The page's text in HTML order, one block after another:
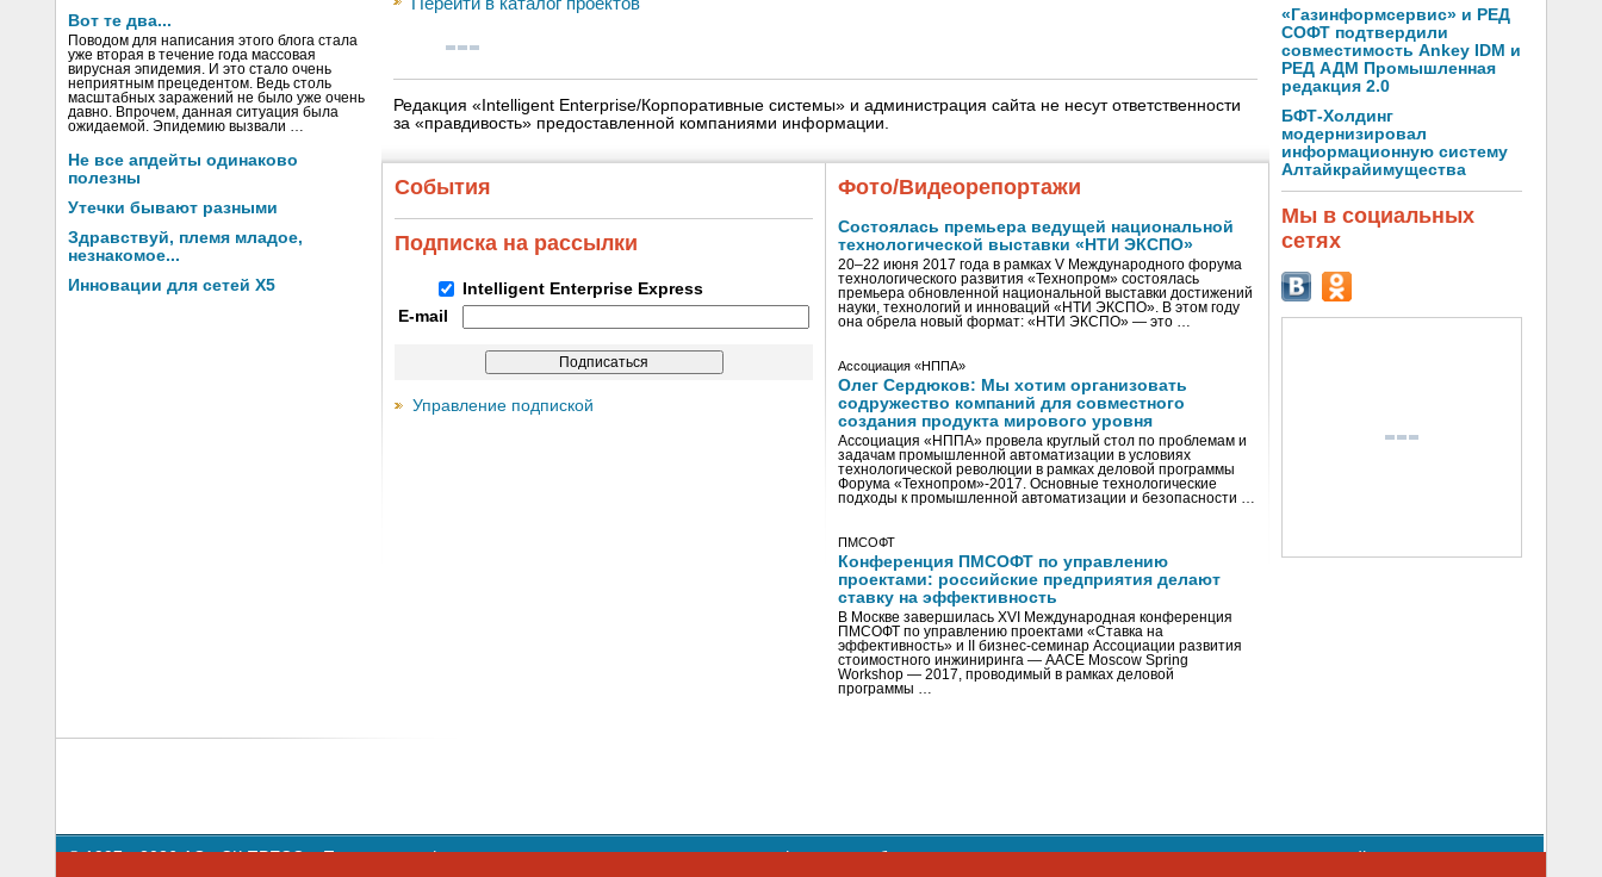
Вот те два...
Поводом для написания этого блога стала
уже вторая в течение года массовая
вирусная эпидемия. И это стало очень
неприятным прецедентом. Ведь столь
масштабных заражений не было уже очень
давно. Впрочем, данная ситуация была
ожидаемой. Эпидемию вызвали …
Не все апдейты одинаково
полезны
Утечки бывают разными
Здравствуй, племя младое,
незнакомое...
Инновации для сетей X5
Редакция «Intelligent Enterprise/Корпоративные системы» и администрация сайта не несут ответственности
за «правдивость» предоставленной компаниями информации.
События
Подписка на рассылки
Intelligent Enterprise Express
E-mail
Управление подпиской
Фото/Видеорепортажи
Состоялась премьера ведущей национальной
технологической выставки «НТИ ЭКСПО»
20–22 июня 2017 года в рамках V Международного форума
технологического развития «Технопром» состоялась
премьера обновленной национальной выставки достижений
науки, технологий и инноваций «НТИ ЭКСПО». В этом году
она обрела новый формат: «НТИ ЭКСПО» — это …
Ассоциация «НППА»
Олег Сердюков: Мы хотим организовать
содружество компаний для совместного
создания продукта мирового уровня
Ассоциация «НППА» провела круглый стол по проблемам и
задачам промышленной автоматизации в условиях
технологической революции в рамках деловой программы
Форума «Технопром»-2017. Основные технологические
подходы к промышленной автоматизации и безопасности …
ПМСОФТ
Конференция ПМСОФТ по управлению
проектами: российские предприятия делают
ставку на эффективность
В Москве завершилась XVI Международная конференция
ПМСОФТ по управлению проектами «Ставка на
эффективность» и II бизнес-семинар Ассоциации развития
стоимостного инжиниринга — AACE Moscow Spring
Workshop — 2017, проводимый в рамках деловой
программы …
«Газинформсервис» и РЕД
СОФТ подтвердили
совместимость Ankey IDM и
РЕД АДМ Промышленная
редакция 2.0
БФТ-Холдинг
модернизировал
информационную систему
Алтайкрайимущества
Мы в социальных
сетях
© 1997—2026 АО «СК ПРЕСС».Политика конфиденциальности персональных данных,информация об авторских правах и порядке использования материалов сайта